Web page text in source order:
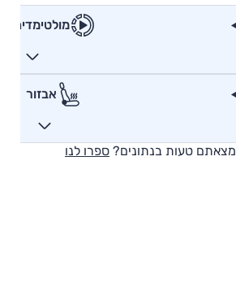
מולטימדיה
אבזור
מצאתם טעות בנתונים? ספרו לנו